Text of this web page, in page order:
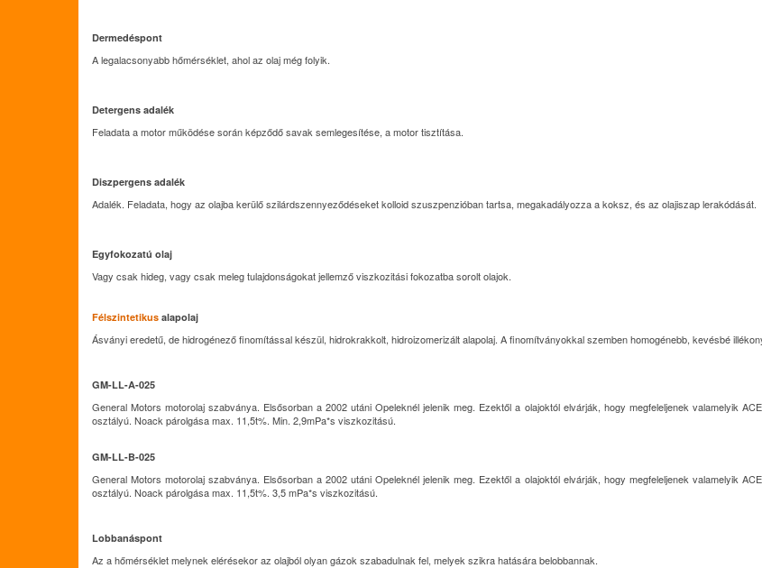
Dermedéspont
A legalacsonyabb hőmérséklet, ahol az olaj még folyik.
Detergens adalék
Feladata a motor működése során képződő savak semlegesítése, a motor tisztítása.
Diszpergens adalék
Adalék. Feladata, hogy az olajba kerülő szilárdszennyeződéseket kolloid szuszpenzióban tartsa, megakadályozza a koksz, és az olajiszap lerakódását.
Egyfokozatú olaj
Vagy csak hideg, vagy csak meleg tulajdonságokat jellemző viszkozitási fokozatba sorolt olajok.
Félszintetikus alapolaj
Ásványi eredetű, de hidrogénező finomítással készül, hidrokrakkolt, hidroizomerizált alapolaj. A finomítványokkal szemben homogénebb, kevésbé
GM-LL-A-025
General Motors motorolaj szabványa. Elsősorban a 2002 utáni Opeleknél jelenik meg. Ezektől a olajoktól elvárják, hogy megfeleljenek valamelyik
osztályú. Noack párolgása max. 11,5t%. Min. 2,9mPa*s viszkozitású.
GM-LL-B-025
General Motors motorolaj szabványa. Elsősorban a 2002 utáni Opeleknél jelenik meg. Ezektől a olajoktól elvárják, hogy megfeleljenek valamelyik
osztályú. Noack párolgása max. 11,5t%. 3,5 mPa*s viszkozitású.
Lobbanáspont
Az a hőmérséklet melynek elérésekor az olajból olyan gázok szabadulnak fel, melyek szikra hatására belobbannak.